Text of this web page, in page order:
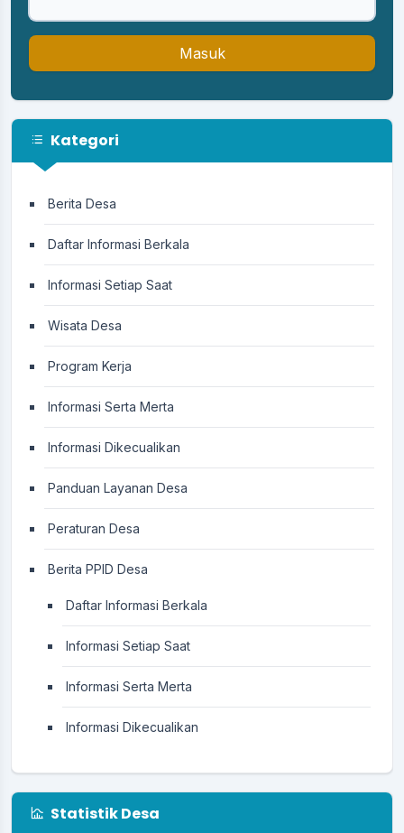
Masuk
Kategori
Berita Desa
Daftar Informasi Berkala
Informasi Setiap Saat
Wisata Desa
Program Kerja
Informasi Serta Merta
Informasi Dikecualikan
Panduan Layanan Desa
Peraturan Desa
Berita PPID Desa
Daftar Informasi Berkala
Informasi Setiap Saat
Informasi Serta Merta
Informasi Dikecualikan
Statistik Desa